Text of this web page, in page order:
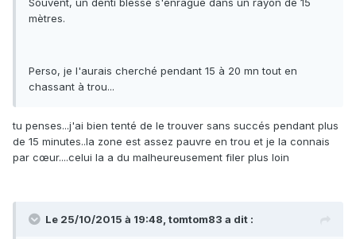
mètres.
Perso, je l'aurais cherché pendant 15 à 20 mn tout en
chassant à trou...
tu penses...j'ai bien tenté de le trouver sans succés pendant plus
de 15 minutes..la zone est assez pauvre en trou et je la connais
par cœur....celui la a du malheureusement filer plus loin
Le 25/10/2015 à 19:48, tomtom83 a dit :